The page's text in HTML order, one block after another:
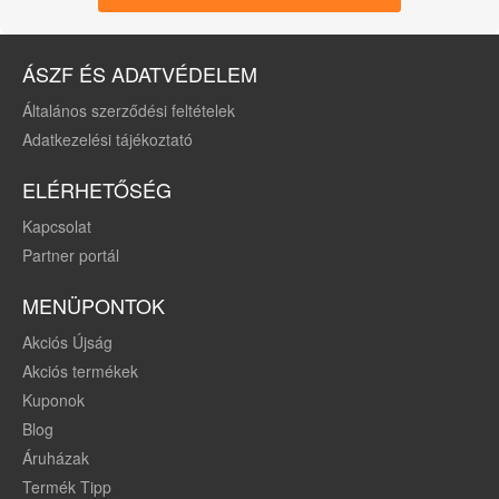
alumínium
ÁSZF ÉS ADATVÉDELEM
Általános szerződési feltételek
Adatkezelési tájékoztató
ELÉRHETŐSÉG
Kapcsolat
Partner portál
MENÜPONTOK
Akciós Újság
Akciós termékek
Kuponok
Blog
Áruházak
Termék Tipp